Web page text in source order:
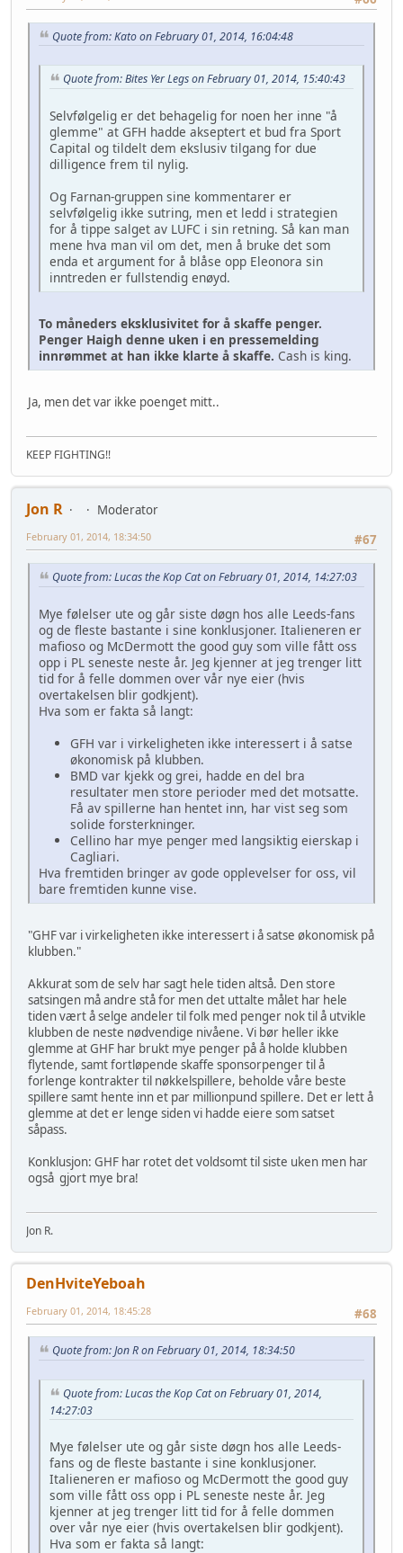
Quote from: Kato on February 01, 2014, 16:04:48
Quote from: Bites Yer Legs on February 01, 2014, 15:40:43
Selvfølgelig er det behagelig for noen her inne "å
glemme" at GFH hadde akseptert et bud fra Sport
Capital og tildelt dem ekslusiv tilgang for due
dilligence frem til nylig.
Og Farnan-gruppen sine kommentarer er
selvfølgelig ikke sutring, men et ledd i strategien
for å tippe salget av LUFC i sin retning. Så kan man
mene hva man vil om det, men å bruke det som
enda et argument for å blåse opp Eleonora sin
inntreden er fullstendig enøyd.
To måneders eksklusivitet for å skaffe penger.
Penger Haigh denne uken i en pressemelding
innrømmet at han ikke klarte å skaffe. Cash is king.
Ja, men det var ikke poenget mitt..
KEEP FIGHTING!!
Jon R
Moderator
#67
February 01, 2014, 18:34:50
Quote from: Lucas the Kop Cat on February 01, 2014, 14:27:03
Mye følelser ute og går siste døgn hos alle Leeds-fans
og de fleste bastante i sine konklusjoner. Italieneren er
mafioso og McDermott the good guy som ville fått oss
opp i PL seneste neste år. Jeg kjenner at jeg trenger litt
tid for å felle dommen over vår nye eier (hvis
overtakelsen blir godkjent).
Hva som er fakta så langt:
GFH var i virkeligheten ikke interessert i å satse
økonomisk på klubben.
BMD var kjekk og grei, hadde en del bra
resultater men store perioder med det motsatte.
Få av spillerne han hentet inn, har vist seg som
solide forsterkninger.
Cellino har mye penger med langsiktig eierskap i
Cagliari.
Hva fremtiden bringer av gode opplevelser for oss, vil
bare fremtiden kunne vise.
"GHF var i virkeligheten ikke interessert i å satse økonomisk på
klubben."
Akkurat som de selv har sagt hele tiden altså. Den store
satsingen må andre stå for men det uttalte målet har hele
tiden vært å selge andeler til folk med penger nok til å utvikle
klubben de neste nødvendige nivåene. Vi bør heller ikke
glemme at GHF har brukt mye penger på å holde klubben
flytende, samt fortløpende skaffe sponsorpenger til å
forlenge kontrakter til nøkkelspillere, beholde våre beste
spillere samt hente inn et par millionpund spillere. Det er lett å
glemme at det er lenge siden vi hadde eiere som satset
såpass.
Konklusjon: GHF har rotet det voldsomt til siste uken men har
også gjort mye bra!
Jon R.
DenHviteYeboah
#68
February 01, 2014, 18:45:28
Quote from: Jon R on February 01, 2014, 18:34:50
Quote from: Lucas the Kop Cat on February 01, 2014,
14:27:03
Mye følelser ute og går siste døgn hos alle Leeds-
fans og de fleste bastante i sine konklusjoner.
Italieneren er mafioso og McDermott the good guy
som ville fått oss opp i PL seneste neste år. Jeg
kjenner at jeg trenger litt tid for å felle dommen
over vår nye eier (hvis overtakelsen blir godkjent).
Hva som er fakta så langt: